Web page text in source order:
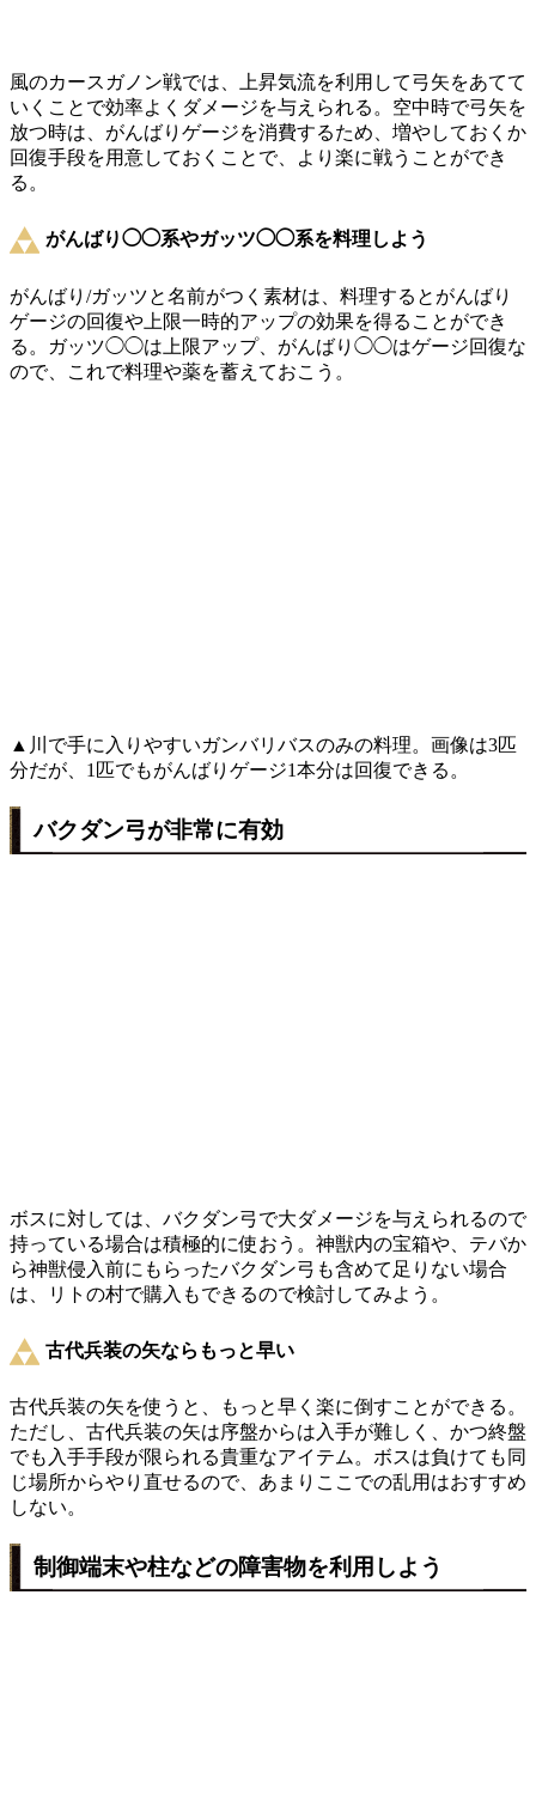
風のカースガノン戦では、上昇気流を利用して弓矢をあてて
いくことで効率よくダメージを与えられる。空中時で弓矢を
放つ時は、がんばりゲージを消費するため、増やしておくか
回復手段を用意しておくことで、より楽に戦うことができ
る。
がんばり◯◯系やガッツ◯◯系を料理しよう
がんばり/ガッツと名前がつく素材は、料理するとがんばり
ゲージの回復や上限一時的アップの効果を得ることができ
る。ガッツ◯◯は上限アップ、がんばり◯◯はゲージ回復な
ので、これで料理や薬を蓄えておこう。
▲川で手に入りやすいガンバリバスのみの料理。画像は3匹
分だが、1匹でもがんばりゲージ1本分は回復できる。
バクダン弓が非常に有効
ボスに対しては、バクダン弓で大ダメージを与えられるので
持っている場合は積極的に使おう。神獣内の宝箱や、テバか
ら神獣侵入前にもらったバクダン弓も含めて足りない場合
は、リトの村で購入もできるので検討してみよう。
古代兵装の矢ならもっと早い
古代兵装の矢を使うと、もっと早く楽に倒すことができる。
ただし、古代兵装の矢は序盤からは入手が難しく、かつ終盤
でも入手手段が限られる貴重なアイテム。ボスは負けても同
じ場所からやり直せるので、あまりここでの乱用はおすすめ
しない。
制御端末や柱などの障害物を利用しよう